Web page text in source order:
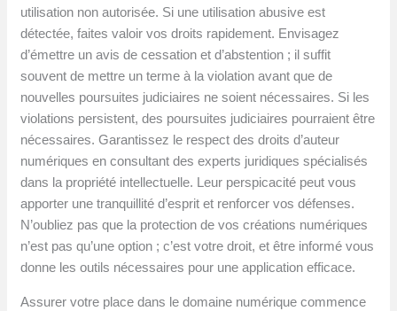
utilisation non autorisée. Si une utilisation abusive est
détectée, faites valoir vos droits rapidement. Envisagez
d’émettre un avis de cessation et d’abstention ; il suffit
souvent de mettre un terme à la violation avant que de
nouvelles poursuites judiciaires ne soient nécessaires. Si les
violations persistent, des poursuites judiciaires pourraient être
nécessaires. Garantissez le respect des droits d’auteur
numériques en consultant des experts juridiques spécialisés
dans la propriété intellectuelle. Leur perspicacité peut vous
apporter une tranquillité d’esprit et renforcer vos défenses.
N’oubliez pas que la protection de vos créations numériques
n’est pas qu’une option ; c’est votre droit, et être informé vous
donne les outils nécessaires pour une application efficace.
Assurer votre place dans le domaine numérique commence